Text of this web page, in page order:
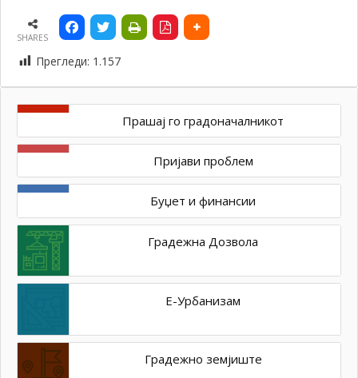
SHARES
Прегледи: 1.157
Прашај го градоначалникот
Пријави проблем
Буџет и финансии
Градежна Дозвола
Е-Урбанизам
Градежно земјиште